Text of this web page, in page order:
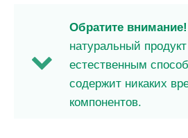
Обратите внимание!
натуральный
естественным
содержит никаких
компонентов.